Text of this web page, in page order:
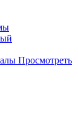
Просмотреть